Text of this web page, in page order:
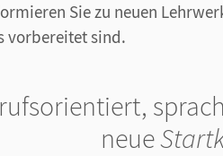
Sie zu neuen
vorbereitet sind.
neue